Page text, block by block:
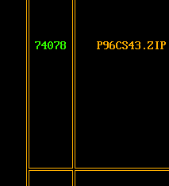
74078 P96CS43.ZIP